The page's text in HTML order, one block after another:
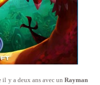
il y a deux ans avec unRayman